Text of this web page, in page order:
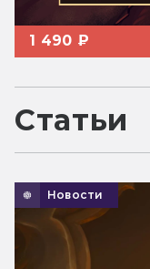
1 490 ₽
Статьи
Новости